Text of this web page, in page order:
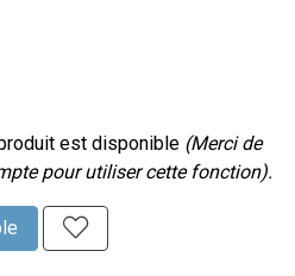
est disponible (Merci de
pour utiliser cette fonction).